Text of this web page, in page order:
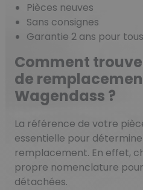
Pièces neuves
Sans consignes
Garantie 2 ans pour
Comment
de
Wagendass ?
La référence de votre
essentielle pour
remplacement. En effet,
propre nomenclature
détachées.